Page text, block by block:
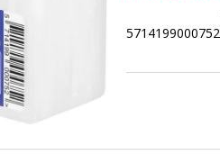
5714199000752